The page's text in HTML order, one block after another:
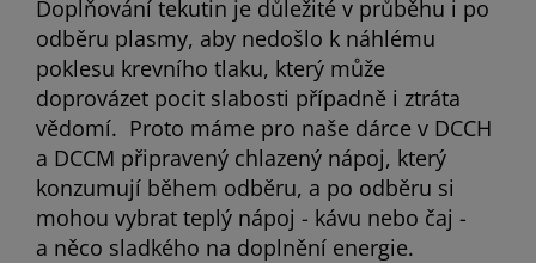
Doplňování tekutin je důležité v průběhu i po
odběru plasmy, aby nedošlo k náhlému
poklesu krevního tlaku, který může
doprovázet pocit slabosti případně i ztráta
vědomí. Proto máme pro naše dárce v DCCH
a DCCM připravený chlazený nápoj, který
konzumují během odběru, a po odběru si
mohou vybrat teplý nápoj - kávu nebo čaj -
a něco sladkého na doplnění energie.